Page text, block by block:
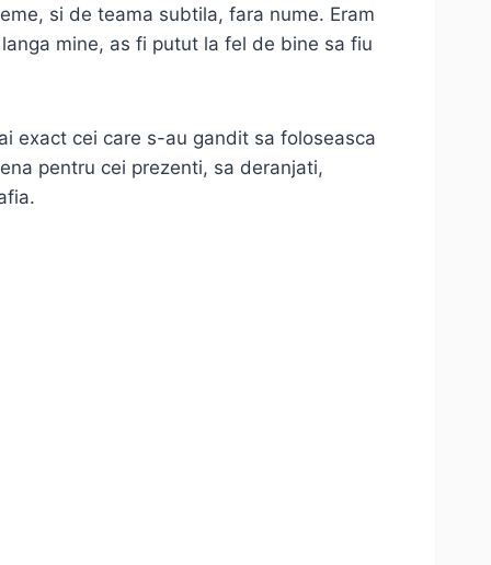
si de teama subtila, fara nume. Eram
mine, as fi putut la fel de bine sa fiu
exact cei care s-au gandit sa foloseasca
pentru cei prezenti, sa deranjati,